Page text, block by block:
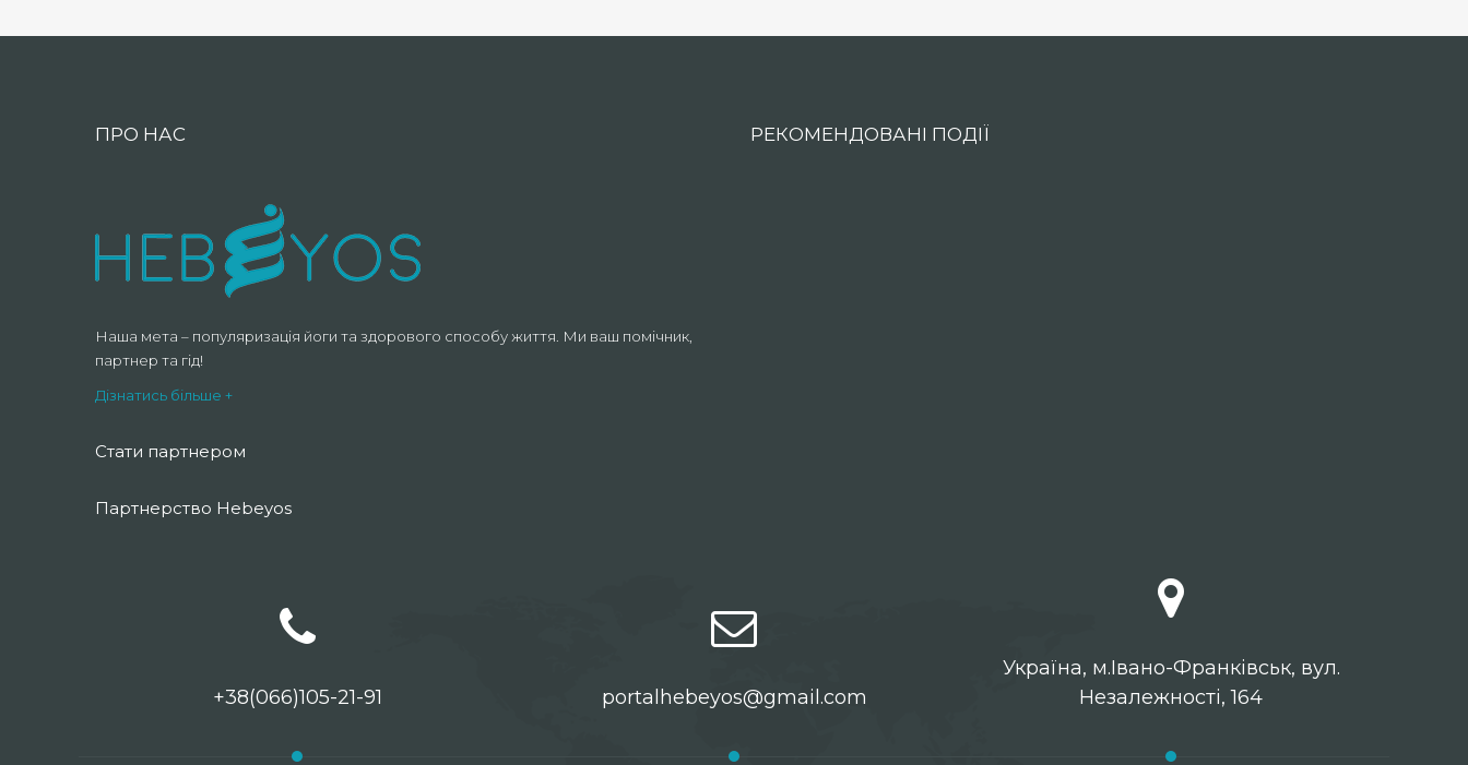
ПРО НАС
Наша мета – популяризація йоги та здорового способу життя. Ми ваш помічник,
партнер та гід!
Дізнатись більше +
Стати партнером
Партнерство Hebeyos
РЕКОМЕНДОВАНІ ПОДІЇ
+38(066)105-21-91 portalhebeyos@gmail.com
Українa, м.Івано-Франківськ, вул.
Незалежності, 164